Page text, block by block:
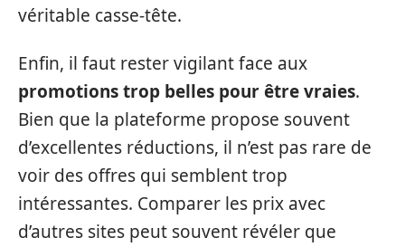
véritable casse-tête.
Enfin, il faut rester vigilant face aux
promotions trop belles pour être vraies.
Bien que la plateforme propose souvent
d’excellentes réductions, il n’est pas rare de
voir des offres qui semblent trop
intéressantes. Comparer les prix avec
d’autres sites peut souvent révéler que